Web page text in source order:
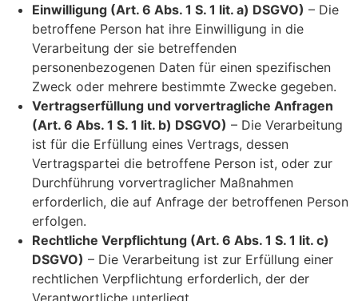
Einwilligung (Art. 6 Abs. 1 S. 1 lit. a) DSGVO) – Die
betroffene Person hat ihre Einwilligung in die
Verarbeitung der sie betreffenden
personenbezogenen Daten für einen spezifischen
Zweck oder mehrere bestimmte Zwecke gegeben.
Vertragserfüllung und vorvertragliche Anfragen
(Art. 6 Abs. 1 S. 1 lit. b) DSGVO) – Die Verarbeitung
ist für die Erfüllung eines Vertrags, dessen
Vertragspartei die betroffene Person ist, oder zur
Durchführung vorvertraglicher Maßnahmen
erforderlich, die auf Anfrage der betroffenen Person
erfolgen.
Rechtliche Verpflichtung (Art. 6 Abs. 1 S. 1 lit. c)
DSGVO) – Die Verarbeitung ist zur Erfüllung einer
rechtlichen Verpflichtung erforderlich, der der